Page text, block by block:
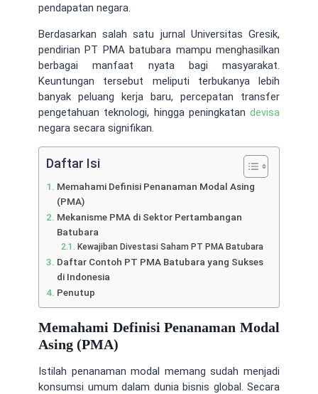
pendapatan negara.
Berdasarkan salah satu jurnal Universitas Gresik,
pendirian PT PMA batubara mampu menghasilkan
berbagai manfaat nyata bagi masyarakat.
Keuntungan tersebut meliputi terbukanya lebih
banyak peluang kerja baru, percepatan transfer
pengetahuan teknologi, hingga peningkatan devisa
negara secara signifikan.
Daftar Isi
Memahami Definisi Penanaman Modal Asing
(PMA)
Mekanisme PMA di Sektor Pertambangan
Batubara
Kewajiban Divestasi Saham PT PMA Batubara
Daftar Contoh PT PMA Batubara yang Sukses
di Indonesia
Penutup
Memahami Definisi Penanaman Modal
Asing (PMA)
Istilah penanaman modal memang sudah menjadi
konsumsi umum dalam dunia bisnis global. Secara